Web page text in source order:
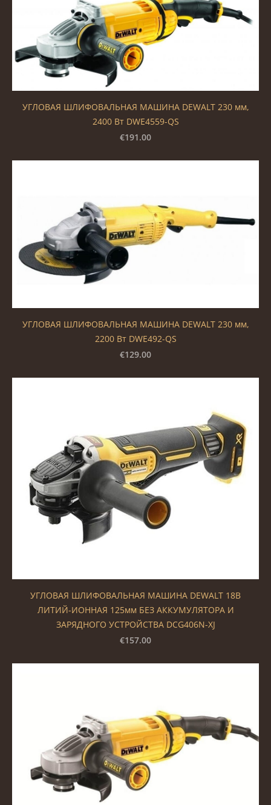
УГЛОВАЯ ШЛИФОВАЛЬНАЯ МАШИНА DEWALT 230 мм,
2400 Вт DWE4559-QS
€191.00
УГЛОВАЯ ШЛИФОВАЛЬНАЯ МАШИНА DEWALT 230 мм,
2200 Вт DWE492-QS
€129.00
УГЛОВАЯ ШЛИФОВАЛЬНАЯ МАШИНА DEWALT 18В
ЛИТИЙ-ИОННАЯ 125мм БЕЗ АККУМУЛЯТОРА И
ЗАРЯДНОГО УСТРОЙСТВА DCG406N-XJ
€157.00